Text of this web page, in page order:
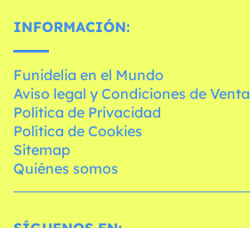
INFORMACIÓN:
Funidelia en el Mundo
Aviso legal y Condiciones de Venta
Política de Privacidad
Política de Cookies
Sitemap
Quiénes somos